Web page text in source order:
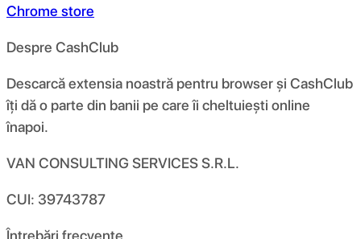
Chrome store
Despre CashClub
Descarcă extensia noastră pentru browser și CashClub
îți dă o parte din banii pe care îi cheltuiești online
înapoi.
VAN CONSULTING SERVICES S.R.L.
CUI: 39743787
Întrebări frecvente